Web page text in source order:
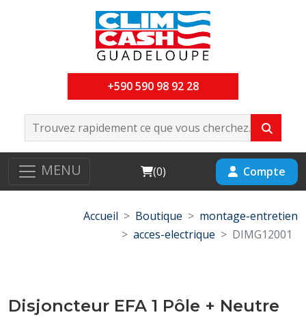
+590 590 98 92 28
MENU Cart
(0) Compte
Accueil Boutique
montage-entretien
acces-electrique
DIMG12001
Disjoncteur EFA 1 Pôle + Neutre